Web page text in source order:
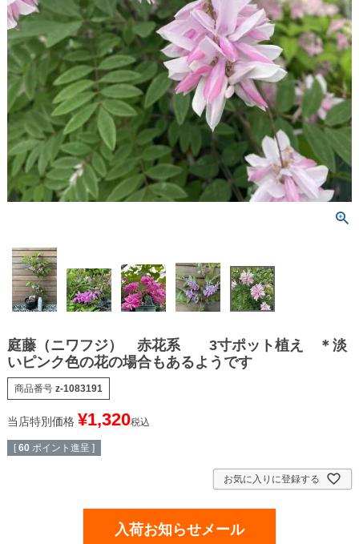
庭藤（ニワフジ） 赤花系 3寸ポット植え ＊淡
いピンク色の花の場合もあるようです
商品番号 z-1083191
当店特別価格 ¥1,320税込
[ 60 ポイント進呈 ]
お気に入りに登録する
入荷お知らせメール